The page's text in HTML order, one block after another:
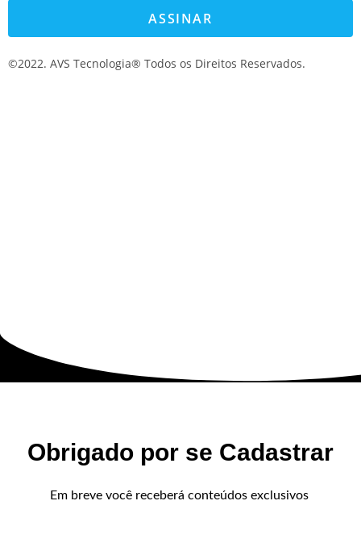
ASSINAR
©2022. AVS Tecnologia® Todos os Direitos Reservados.
Obrigado por se Cadastrar
Em breve você receberá conteúdos exclusivos